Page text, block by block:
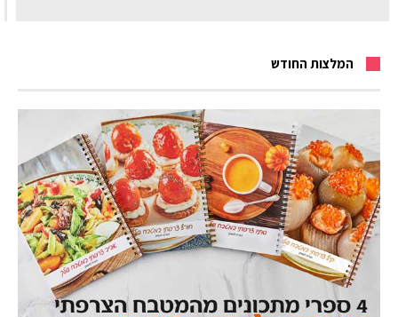
המלצות החודש